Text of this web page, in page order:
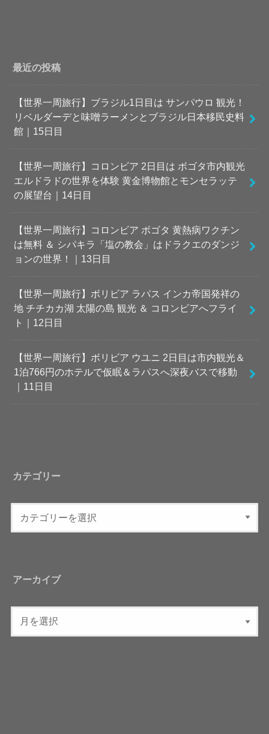
最近の投稿
【世界一周旅行】ブラジル1日目は サンパウロ 観光！
リベルダーデと味噌ラーメンとブラジル日本移民史料
館｜15日目
【世界一周旅行】コロンビア 2日目は ボゴタ市内観光
エルドラドの世界を体験 黄金博物館とモンセラッテ
の展望台｜14日目
【世界一周旅行】コロンビア ボゴタ 黄熱病ワクチン
は無料 ＆ シパキラ「塩の教会」はドラクエのダンジ
ョンの世界！｜13日目
【世界一周旅行】ボリビア ラパス インカ帝国発祥の
地 チチカカ湖 太陽の島 観光 ＆ コロンビアへフライ
ト｜12日目
【世界一周旅行】ボリビア ウユニ 2日目は市内観光＆
1泊766円のホテルで仮眠＆ラパスへ深夜バスで移動
｜11日目
カテゴリー
アーカイブ